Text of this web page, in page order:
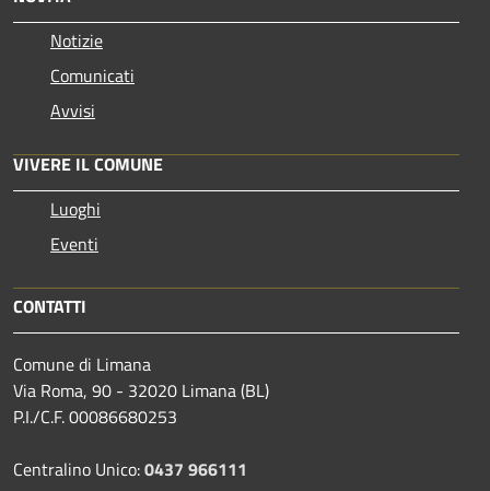
Notizie
Comunicati
Avvisi
VIVERE IL COMUNE
Luoghi
Eventi
CONTATTI
Comune di Limana
Via Roma, 90 - 32020 Limana (BL)
P.I./C.F. 00086680253
Centralino Unico:0437 966111